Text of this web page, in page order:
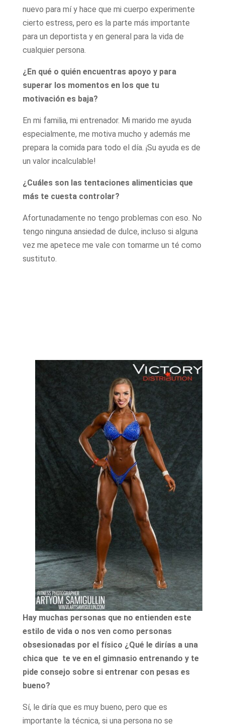
nuevo para mí y hace que mi cuerpo experimente
cierto estress, pero es la parte más importante
para un deportista y en general para la vida de
cualquier persona.
¿En qué o quién encuentras apoyo y para
superar los momentos en los que tu
motivación es baja?
En mi familia, mi entrenador. Mi marido me ayuda
especialmente, me motiva mucho y además me
prepara la comida para todo el día. ¡Su ayuda es de
un valor incalculable!
¿Cuáles son las tentaciones alimenticias que
más te cuesta controlar?
Afortunadamente no tengo problemas con eso. No
tengo ninguna ansiedad de dulce, incluso si alguna
vez me apetece me vale con tomarme un té como
sustituto.
Hay muchas personas que no entienden este
estilo de vida o nos ven como personas
obsesionadas por el físico ¿Qué le dirías a una
chica que te ve en el gimnasio entrenando y te
pide consejo sobre si entrenar con pesas es
bueno?
Sí, le diría que es muy bueno, pero que es
importante la técnica, si una persona no se